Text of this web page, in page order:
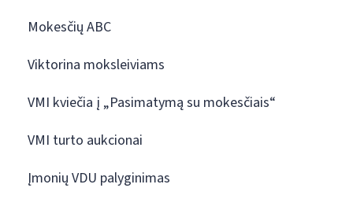
Mokesčių ABC
Viktorina moksleiviams
VMI kviečia į „Pasimatymą su mokesčiais“
VMI turto aukcionai
Įmonių VDU palyginimas